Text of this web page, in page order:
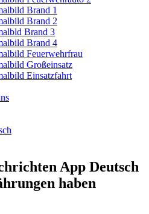
Brand 1
Brand 2
Brand 3
Brand 4
Feuerwehrfrau
Großeinsatz
Einsatzfahrt
App Deutsch
haben